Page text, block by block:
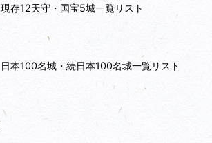
現存12天守・国宝5城一覧リスト
日本100名城・続日本100名城一覧リスト